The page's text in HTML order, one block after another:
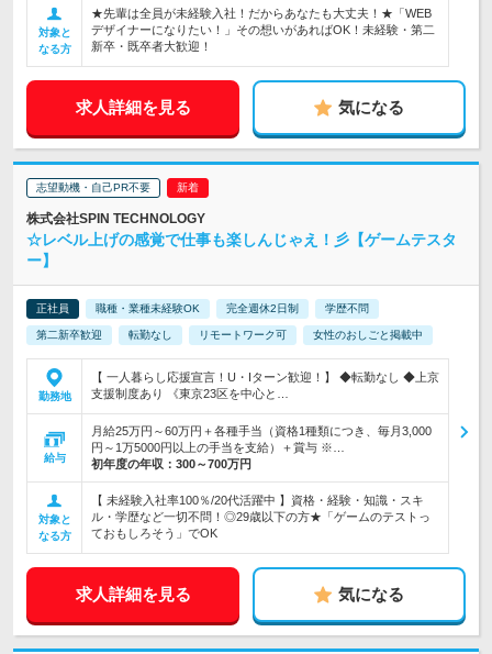
対象と
なる方
★先輩は全員が未経験入社！だからあなたも大丈夫！★「WEB
デザイナーになりたい！」その想いがあればOK！未経験・第二
新卒・既卒者大歓迎！
求人詳細を見る 気になる
志望動機・自己PR不要
株式会社SPIN TECHNOLOGY
☆レベル上げの感覚で仕事も楽しんじゃえ！彡【ゲームテスタ
ー】
正社員 職種・業種未経験OK 完全週休2日制 学歴不問
第二新卒歓迎 転勤なし リモートワーク可 女性のおしごと掲載中
勤務地
【 一人暮らし応援宣言！U・Iターン歓迎！】 ◆転勤なし ◆上京
支援制度あり 《東京23区を中心と…
給与
月給25万円～60万円＋各種手当（資格1種類につき、毎月3,000
円～1万5000円以上の手当を支給）＋賞与 ※…
初年度の年収： 300～700万円
対象と
なる方
【 未経験入社率100％/20代活躍中 】資格・経験・知識・スキ
ル・学歴など一切不問！◎29歳以下の方★「ゲームのテストっ
ておもしろそう」でOK
求人詳細を見る 気になる